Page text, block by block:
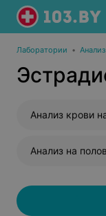
Лаборатории •
Анализ крови
Анализ на